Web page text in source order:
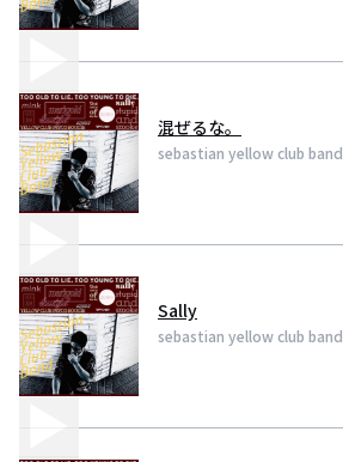
混ぜるな。
sebastian yellow club band
Sally
sebastian yellow club band